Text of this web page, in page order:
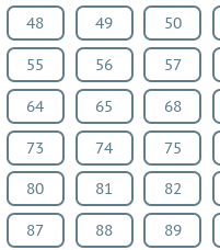
ИЗО
Литература
Окружающий
мир
Человек
и
мир
Технология
48 49 50
55 56 57
64 65 68
73 74 75
80 81 82
87 88 89